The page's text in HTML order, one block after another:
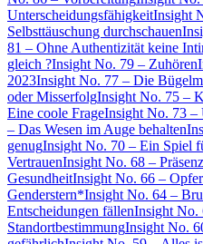
UnterscheidungsfähigkeitInsight
Selbsttäuschung durchschauen
81 – Ohne Authentizität keine
gleich ?Insight No. 79 – Zuhören
2023Insight No. 77 – Die
oder MisserfolgInsight No. 75 –
Eine coole FrageInsight No. 73 –
– Das Wesen im Auge behalten
genugInsight No. 70 – Ein Spiel
VertrauenInsight No. 68 – Präsenz
GesundheitInsight No. 66 –
Genderstern*Insight No. 64 –
Entscheidungen fällenInsight No.
StandortbestimmungInsight No.